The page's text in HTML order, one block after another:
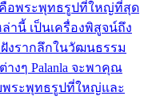
อพระพุทธรูปที่ใหญ่ที่สุด
านี้ เป็นเครื่องพิสูจน์ถึง
งรากลึกในวัฒนธรรม
งๆ Palanla จะพาคุณ
พระพุทธรูปที่ใหญ่และ